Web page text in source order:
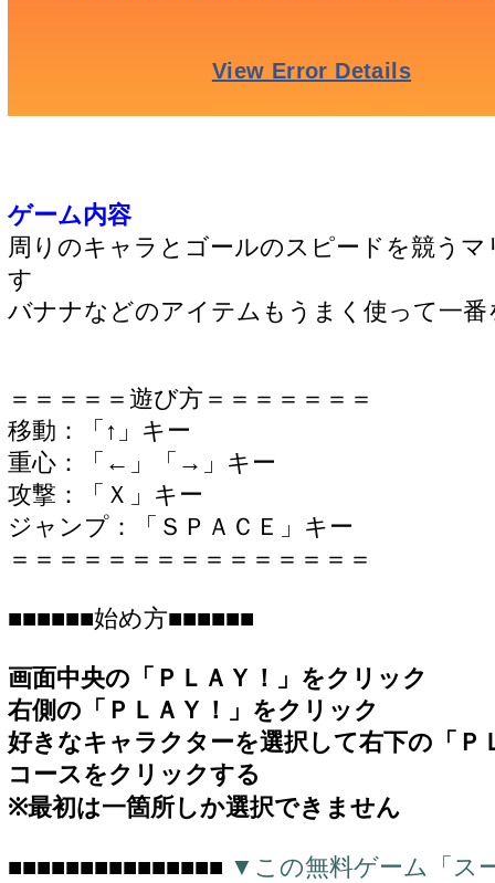
ゲーム内容
周りのキャラとゴールのスピードを競う
す
バナナなどのアイテムもうまく使って一
＝＝＝＝＝遊び方＝＝＝＝＝＝＝
移動：「↑」キー
重心：「←」「→」キー
攻撃：「Ｘ」キー
ジャンプ：「ＳＰＡＣＥ」キー
＝＝＝＝＝＝＝＝＝＝＝＝＝＝＝
■■■■■■始め方■■■■■■
画面中央の「ＰＬＡＹ！」をクリック
右側の「ＰＬＡＹ！」をクリック
好きなキャラクターを選択して右下の「Ｐ
コースをクリックする
※最初は一箇所しか選択できません
■■■■■■■■■■■■■■■ ▼この無料ゲーム「ス